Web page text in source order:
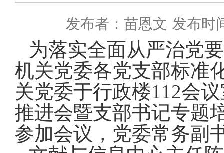
发布者：苗恩文 发布时
为落实全面从严治党
机关党委各党支部标准
关党委于行政楼112会
推进会暨支部书记专题
参加会议，党委常务副